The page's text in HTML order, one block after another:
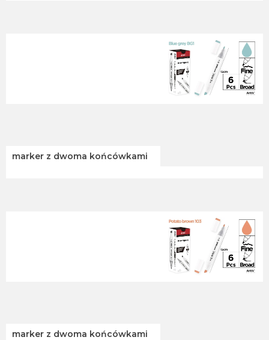
marker z dwoma końcówkami
marker z dwoma końcówkami